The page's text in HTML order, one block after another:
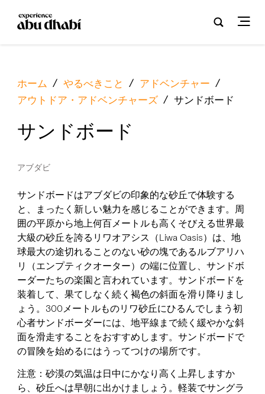
ホーム / やるべきこと / アドベンチャー /
アウトドア・アドベンチャーズ / サンドボード
サンドボード
アブダビ
サンドボードはアブダビの印象的な砂丘で体験する
と、まったく新しい魅力を感じることができます。周
囲の平原から地上何百メートルも高くそびえる世界最
大級の砂丘を誇るリワオアシス（Liwa Oasis）は、地
球最大の途切れることのない砂の塊であるルブアリハ
リ（エンプティクオーター）の端に位置し、サンドボ
ーダーたちの楽園と言われています。サンドボードを
装着して、果てしなく続く褐色の斜面を滑り降りまし
ょう。300メートルものリワ砂丘にひるんでしまう初
心者サンドボーダーには、地平線まで続く緩やかな斜
面を滑走することをおすすめします。サンドボードで
の冒険を始めるにはうってつけの場所です。
注意：砂漠の気温は日中にかなり高く上昇しますか
ら、砂丘へは早朝に出かけましょう。軽装でサングラ